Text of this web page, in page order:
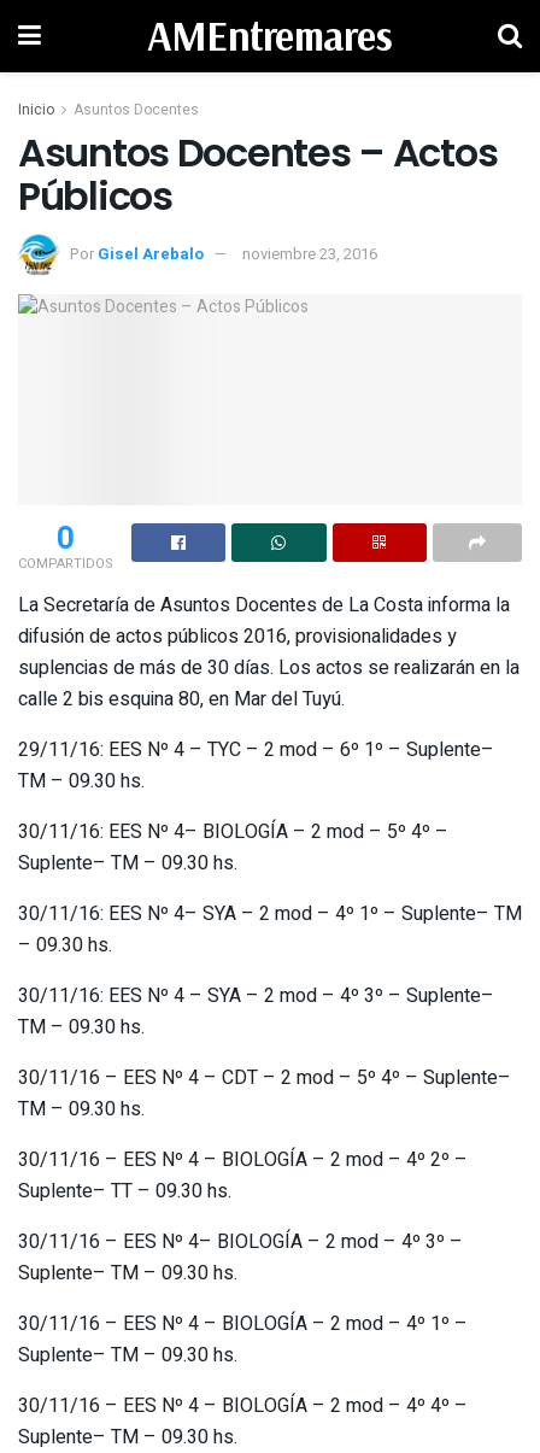
AMEntremares
Inicio Asuntos Docentes
Asuntos Docentes – Actos
Públicos
Por Gisel Arebalo noviembre 23, 2016
0
COMPARTIDOS
La Secretaría de Asuntos Docentes de La Costa informa la
difusión de actos públicos 2016, provisionalidades y
suplencias de más de 30 días. Los actos se realizarán en la
calle 2 bis esquina 80, en Mar del Tuyú.
29/11/16: EES Nº 4 – TYC – 2 mod – 6º 1º – Suplente–
TM – 09.30 hs.
30/11/16: EES Nº 4– BIOLOGÍA – 2 mod – 5º 4º –
Suplente– TM – 09.30 hs.
30/11/16: EES Nº 4– SYA – 2 mod – 4º 1º – Suplente– TM
– 09.30 hs.
30/11/16: EES Nº 4 – SYA – 2 mod – 4º 3º – Suplente–
TM – 09.30 hs.
30/11/16 – EES Nº 4 – CDT – 2 mod – 5º 4º – Suplente–
TM – 09.30 hs.
30/11/16 – EES Nº 4 – BIOLOGÍA – 2 mod – 4º 2º –
Suplente– TT – 09.30 hs.
30/11/16 – EES Nº 4– BIOLOGÍA – 2 mod – 4º 3º –
Suplente– TM – 09.30 hs.
30/11/16 – EES Nº 4 – BIOLOGÍA – 2 mod – 4º 1º –
Suplente– TM – 09.30 hs.
30/11/16 – EES Nº 4 – BIOLOGÍA – 2 mod – 4º 4º –
Suplente– TM – 09.30 hs.